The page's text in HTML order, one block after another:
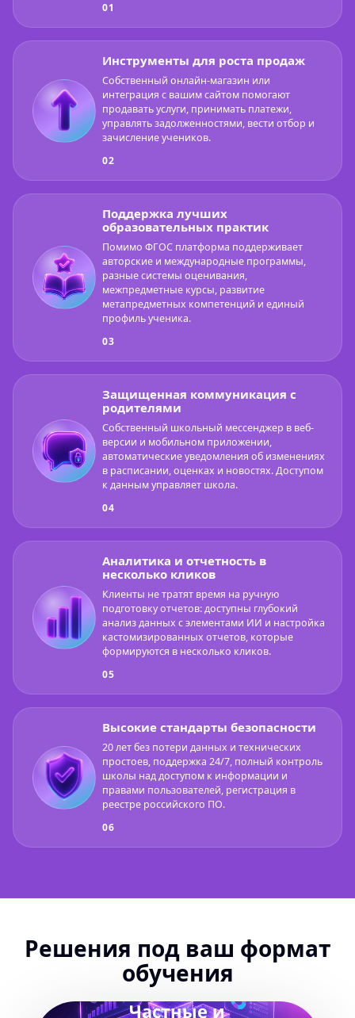
01
Инструменты для роста продаж
Собственный онлайн-магазин или
интеграция с вашим сайтом помогают
продавать услуги, принимать платежи,
управлять задолженностями, вести отбор и
зачисление учеников.
02
Поддержка лучших
образовательных практик
Помимо ФГОС платформа поддерживает
авторские и международные программы,
разные системы оценивания,
межпредметные курсы, развитие
метапредметных компетенций и единый
профиль ученика.
03
Защищенная коммуникация с
родителями
Собственный школьный мессенджер в веб-
версии и мобильном приложении,
автоматические уведомления об изменениях
в расписании, оценках и новостях. Доступом
к данным управляет школа.
04
Аналитика и отчетность в
несколько кликов
Клиенты не тратят время на ручную
подготовку отчетов: доступны глубокий
анализ данных с элементами ИИ и настройка
кастомизированных отчетов, которые
формируются в несколько кликов.
05
Высокие стандарты безопасности
20 лет без потери данных и технических
простоев, поддержка 24/7, полный контроль
школы над доступом к информации и
правами пользователей, регистрация в
реестре российского ПО.
06
Решения под ваш формат
обучения
Частные и